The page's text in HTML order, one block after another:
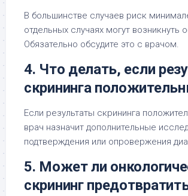
В большинстве случаев риск
отдельных случаях могут возникнуть
Обязательно обсудите это с врачом.
4. Что делать, если
скрининга
Если результаты скрининга
врач назначит дополнительные
подтверждения или опровержения
5. Может ли
скрининг